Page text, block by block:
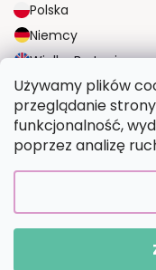
Używamy plików
przeglądanie
funkcjonalność,
poprzez analizę
Polska
Niemcy
Wielka Brytania
NIEZAWODNE OPCJE
BEZPIECZNE OPCJE